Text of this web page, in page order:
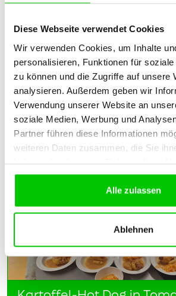
Diese Webseite verwendet Cookies
Wir verwenden Cookies, um Inhalte
personalisieren, Funktionen für
zu können und die Zugriffe auf unsere
analysieren. Außerdem geben wir
Verwendung unserer Website an
soziale Medien, Werbung und
Partner führen diese Informationen
weiteren Daten zusammen, die Sie
gesammelt haben.
Alle zulassen
Ablehnen
Bratapfel mit Vanillesoße